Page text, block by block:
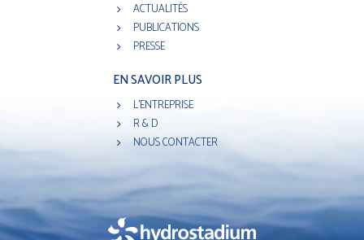
ACTUALITÉS
PUBLICATIONS
PRESSE
EN SAVOIR PLUS
L'ENTREPRISE
R & D
NOUS CONTACTER